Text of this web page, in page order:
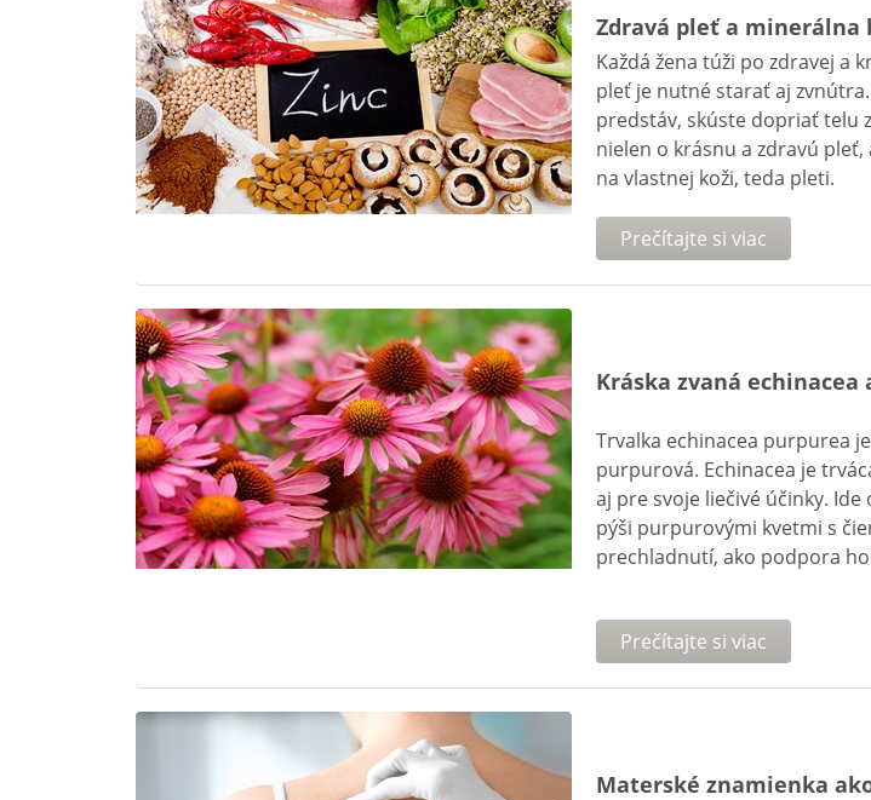
Zdravá pleť a minerálna
Každá žena túži po zdravej a
pleť je nutné starať aj
predstáv, skúste dopriať telu
nielen o krásnu a zdravú pleť,
na vlastnej koži, teda pleti.
Prečítajte si viac
Kráska zvaná
Trvalka echinacea purpurea
purpurová. Echinacea je
aj pre svoje liečivé účinky.
pýši purpurovými kvetmi s
prechladnutí, ako podpora
Prečítajte si viac
Materské znamienka